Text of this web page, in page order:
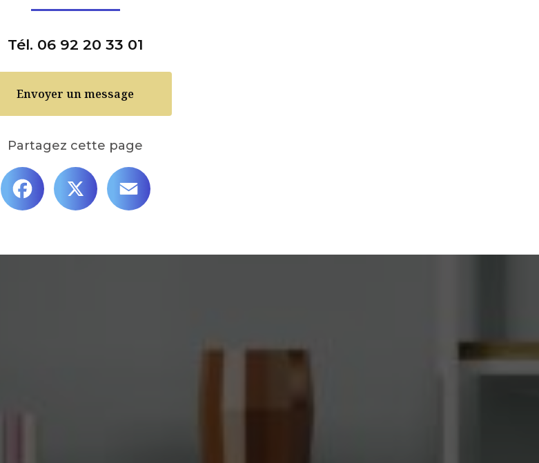
Tél. 06 92 20 33 01
Envoyer un message
Partagez cette page
Facebook